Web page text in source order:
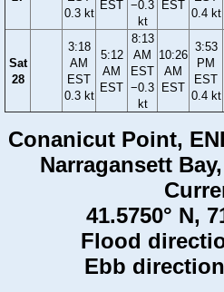
0.3 kt
EST −0.3
kt
EST
0.4 kt
Sat
28
3:18
AM
EST
0.3 kt
5:12
AM
EST
8:13
AM
EST
−0.3
kt
10:26
AM
EST
3:53
PM
EST
0.4 kt
Conanicut Point,
Narragansett
41.5750° N,
Flood
Ebb